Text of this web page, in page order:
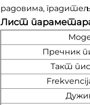
радовима,
Лист
Пречник
Такт